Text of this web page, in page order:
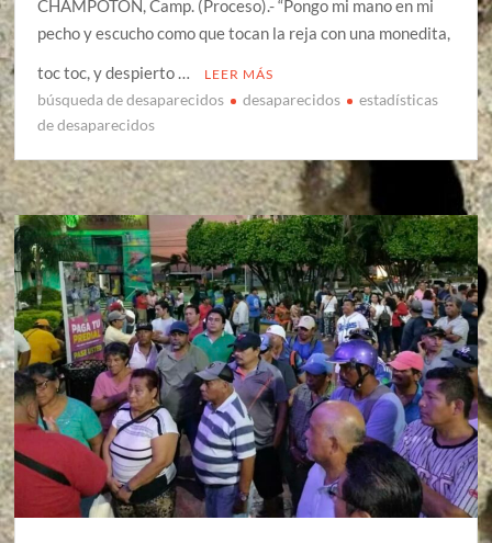
CHAMPOTÓN, Camp. (Proceso).- “Pongo mi mano en mi
pecho y escucho como que tocan la reja con una monedita,
toc toc, y despierto …
LEER MÁS
búsqueda de desaparecidos desaparecidos
estadísticas
de desaparecidos